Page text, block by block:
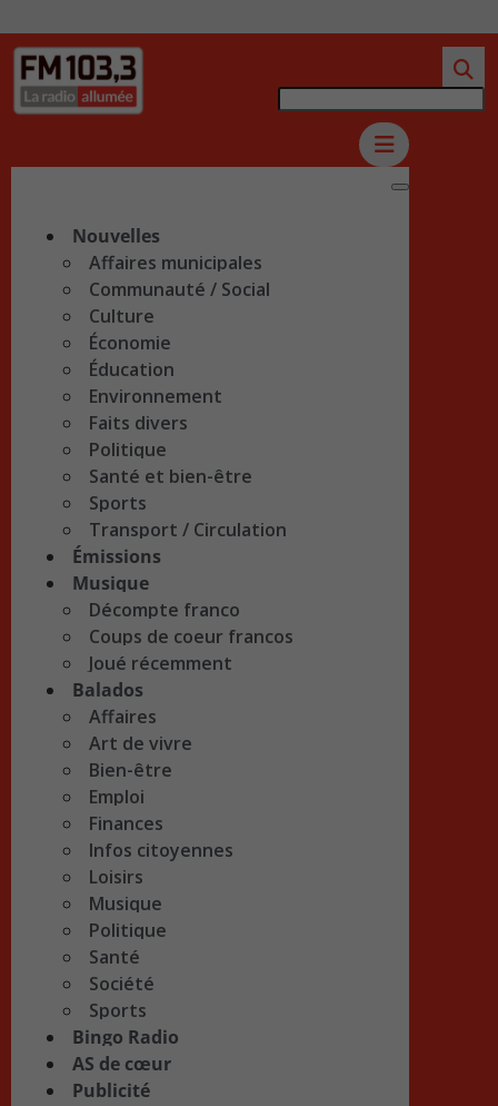
Nouvelles
Affaires municipales
Communauté / Social
Culture
Économie
Éducation
Environnement
Faits divers
Politique
Santé et bien-être
Sports
Transport / Circulation
Émissions
Musique
Décompte franco
Coups de coeur francos
Joué récemment
Balados
Affaires
Art de vivre
Bien-être
Emploi
Finances
Infos citoyennes
Loisirs
Musique
Politique
Santé
Société
Sports
Bingo Radio
AS de cœur
Publicité